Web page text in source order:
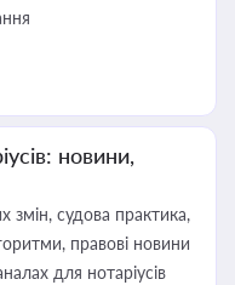
новини,
змін, судова практика,
правові новини
для нотаріусів